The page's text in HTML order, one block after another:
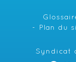
Plan du
Syndicat